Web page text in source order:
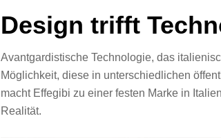
Design trifft
Avantgardistische Technologie, das
Möglichkeit, diese in unterschiedlichen
macht Effegibi zu einer festen Marke in
Realität.